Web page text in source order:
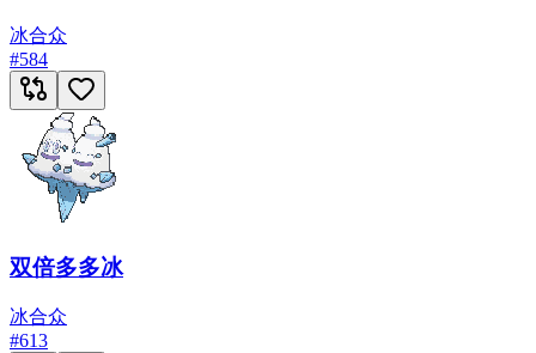
冰合众
#584
双倍多多冰
冰合众
#613